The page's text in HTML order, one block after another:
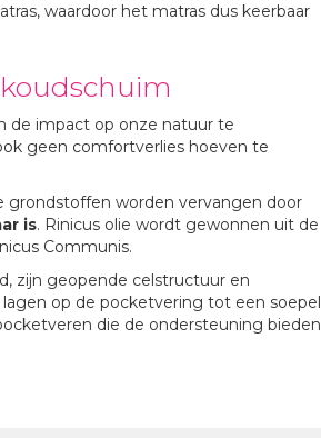
waardoor het matras dus keerbaar
de impact op onze natuur te
geen comfortverlies hoeven te
grondstoffen worden vervangen door
is. Rinicus olie wordt gewonnen uit de
Communis.
zijn geopende celstructuur en
op de pocketvering tot een soepel
die de ondersteuning bieden